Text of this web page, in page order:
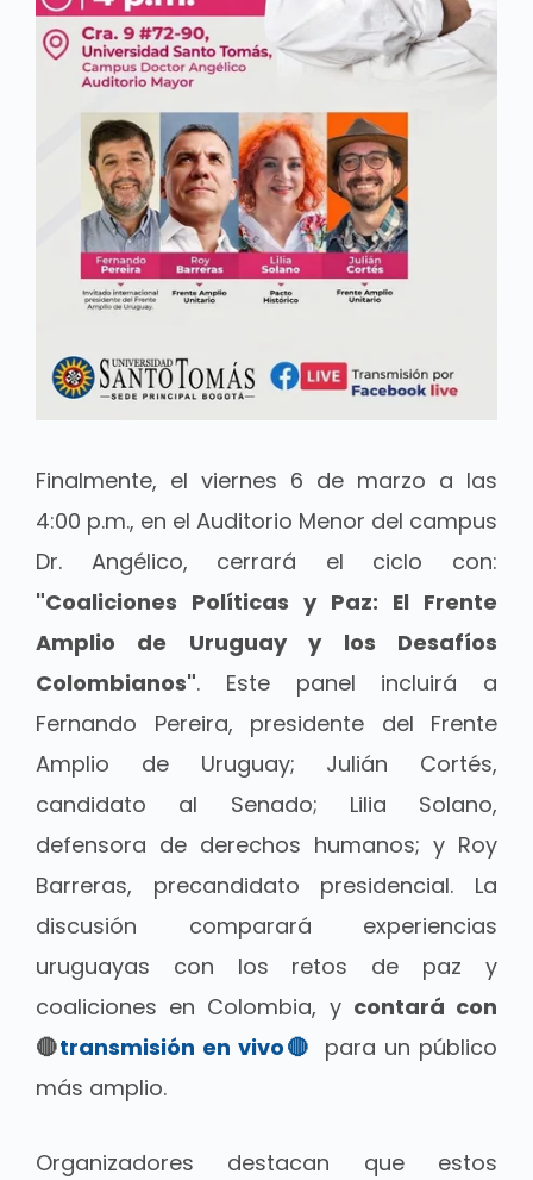
Finalmente, el viernes 6 de marzo a las
4:00 p.m., en el Auditorio Menor del campus
Dr. Angélico, cerrará el ciclo con:
"Coaliciones Políticas y Paz: El Frente
Amplio de Uruguay y los Desafíos
Colombianos". Este panel incluirá a
Fernando Pereira, presidente del Frente
Amplio de Uruguay; Julián Cortés,
candidato al Senado; Lilia Solano,
defensora de derechos humanos; y Roy
Barreras, precandidato presidencial. La
discusión comparará experiencias
uruguayas con los retos de paz y
coaliciones en Colombia, y contará con
🔴transmisión en vivo🔴 para un público
más amplio.
Organizadores destacan que estos